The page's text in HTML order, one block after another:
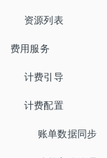
资源列表
费用服务
计费引导
计费配置
账单数据同步